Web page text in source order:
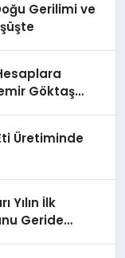
Gerilimi ve
Göktaş
Üretiminde
Yılın İlk
Geride